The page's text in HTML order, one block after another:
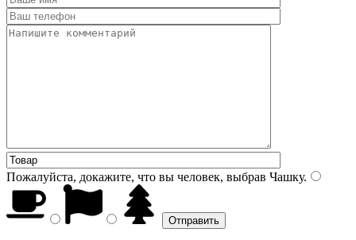
Пожалуйста, докажите, что вы человек, выбрав Чашку.